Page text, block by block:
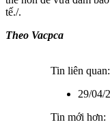
tế./.
Theo Vacpca
Tin liên quan:
29/04/
Tin mới hơn: